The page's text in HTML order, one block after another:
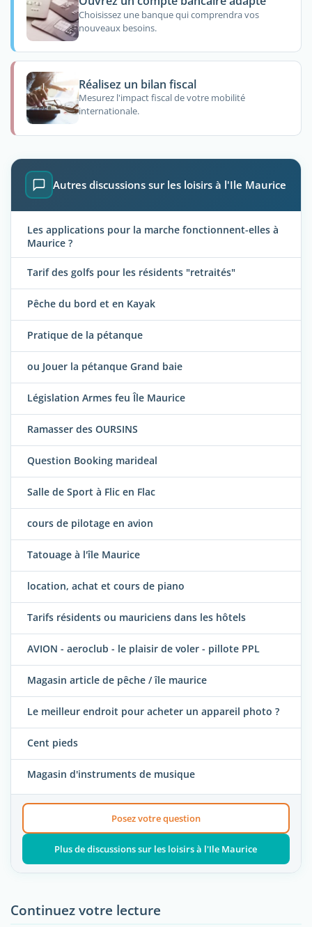
Choisissez une banque qui comprendra vos
nouveaux besoins.
Réalisez un bilan fiscal
Mesurez l'impact fiscal de votre mobilité
internationale.
Autres discussions sur les loisirs à l'Ile Maurice
Les applications pour la marche fonctionnent-elles à
Maurice ?
Tarif des golfs pour les résidents "retraités"
Pêche du bord et en Kayak
Pratique de la pétanque
ou Jouer la pétanque Grand baie
Législation Armes feu Île Maurice
Ramasser des OURSINS
Question Booking marideal
Salle de Sport à Flic en Flac
cours de pilotage en avion
Tatouage à l'île Maurice
location, achat et cours de piano
Tarifs résidents ou mauriciens dans les hôtels
AVION - aeroclub - le plaisir de voler - pillote PPL
Magasin article de pêche / île maurice
Le meilleur endroit pour acheter un appareil photo ?
Cent pieds
Magasin d'instruments de musique
Posez votre question
Plus de discussions sur les loisirs à l'Ile Maurice
Continuez votre lecture